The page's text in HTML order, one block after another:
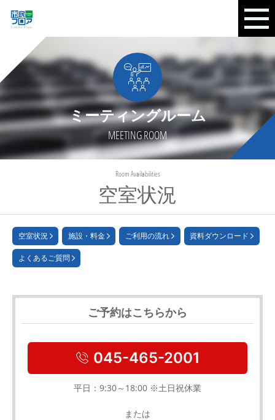
ミーティングルーム
MEETING ROOM
空室状況
Room Availabilities
空室状況 施設・料金 ご利用の流れ 資料ダウンロード
よくあるご質問
ご予約はこちらから
045-465-2001
平日：9:30～18:00 ※土日祝休業
または